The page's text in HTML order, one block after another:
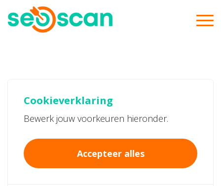
Cookieverklaring
Bewerk jouw voorkeuren hieronder.
Accepteer alles